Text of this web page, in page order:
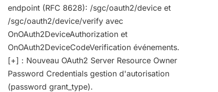
endpoint (RFC 8628): /sgc/oauth2/device et
/sgc/oauth2/device/verify avec
OnOAuth2DeviceAuthorization et
OnOAuth2DeviceCodeVerification événements.
[+] : Nouveau OAuth2 Server Resource Owner
Password Credentials gestion d'autorisation
(password grant_type).